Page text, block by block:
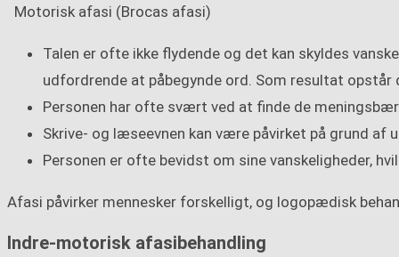
Motorisk afasi (Brocas afasi)
Talen er ofte ikke flydende og det kan skyldes
udfordrende at påbegynde ord. Som resultat
Personen har ofte svært ved at finde de
Skrive- og læseevnen kan være påvirket på grund
Personen er ofte bevidst om sine vanskeligheder,
Afasi påvirker mennesker forskelligt, og logopædisk
Indre-motorisk afasibehandling